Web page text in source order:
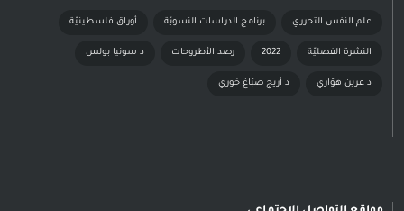
علم النفس التحرري برنامج الدراسات النسويّة أوراق فلسطينيّة
النشرة الفصليّة 2022 رصد الأطروحات د سونيا بولس
د عرين هوّاري د أريج صبّاغ خوري